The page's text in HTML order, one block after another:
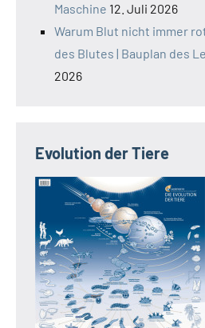
Maschine 12. Juli 2026
Warum Blut nicht immer
des Blutes | Bauplan des
2026
Evolution der Tiere